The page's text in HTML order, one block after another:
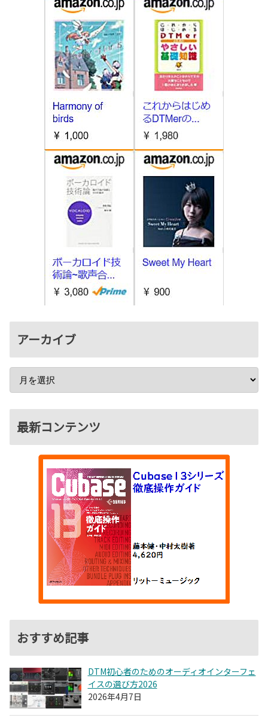
アーカイブ
最新コンテンツ
おすすめ記事
DTM初心者のためのオーディオインターフェ
イスの選び方2026
2026年4月7日